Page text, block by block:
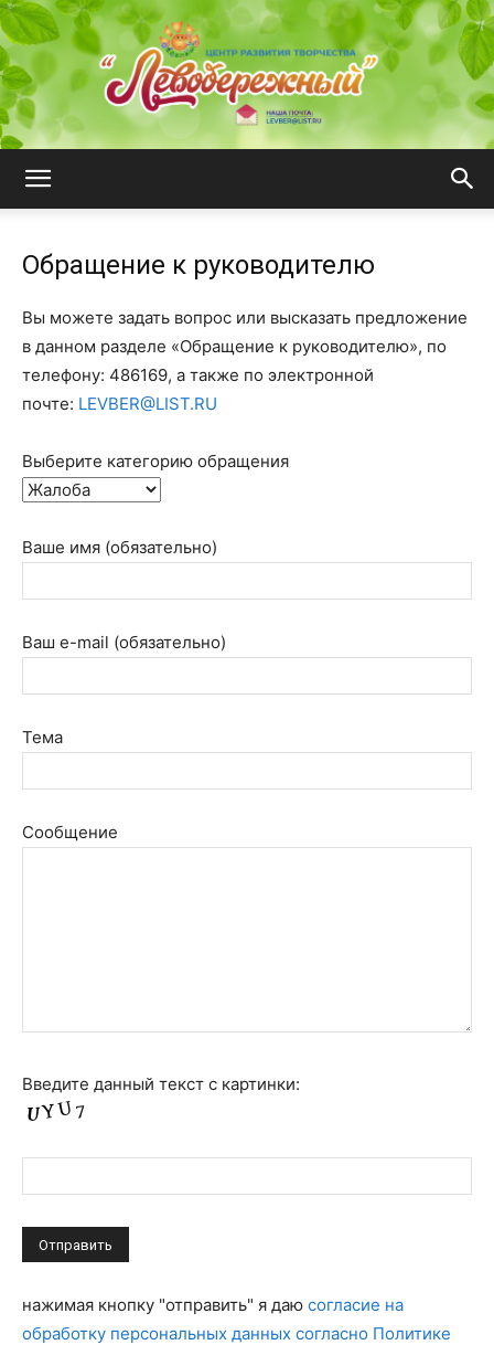
Обращение к руководителю
Вы можете задать вопрос или высказать предложение
в данном разделе «Обращение к руководителю», по
телефону: 486169, а также по электронной
почте: LEVBER@LIST.RU
Выберите категорию обращения
Ваше имя (обязательно)
Ваш e-mail (обязательно)
Тема
Сообщение
Введите данный текст с картинки:
нажимая кнопку "отправить" я даю согласие на
обработку персональных данных согласно Политике